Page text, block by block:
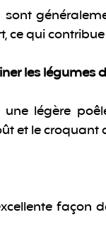
qui
les légumes
légère
et le croquant
façon